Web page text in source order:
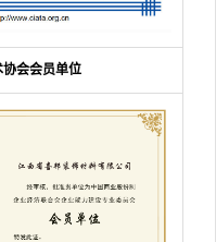
会会员单位